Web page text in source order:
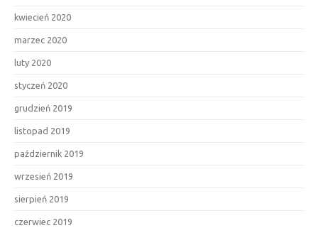
kwiecień 2020
marzec 2020
luty 2020
styczeń 2020
grudzień 2019
listopad 2019
październik 2019
wrzesień 2019
sierpień 2019
czerwiec 2019